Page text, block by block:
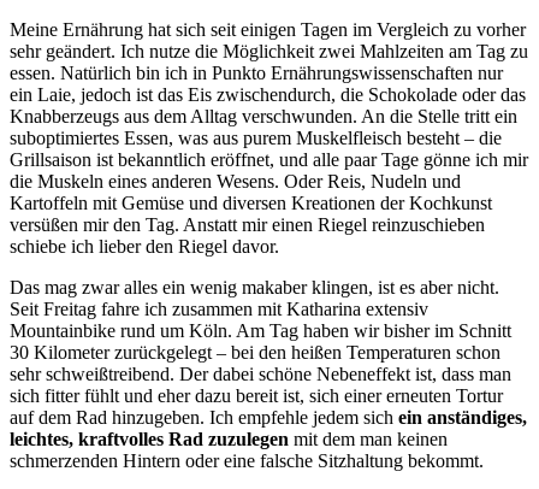
Meine Ernährung hat sich seit einigen Tagen im Vergleich zu vorher
sehr geändert. Ich nutze die Möglichkeit zwei Mahlzeiten am Tag zu
essen. Natürlich bin ich in Punkto Ernährungswissenschaften nur
ein Laie, jedoch ist das Eis zwischendurch, die Schokolade oder das
Knabberzeugs aus dem Alltag verschwunden. An die Stelle tritt ein
suboptimiertes Essen, was aus purem Muskelfleisch besteht – die
Grillsaison ist bekanntlich eröffnet, und alle paar Tage gönne ich mir
die Muskeln eines anderen Wesens. Oder Reis, Nudeln und
Kartoffeln mit Gemüse und diversen Kreationen der Kochkunst
versüßen mir den Tag. Anstatt mir einen Riegel reinzuschieben
schiebe ich lieber den Riegel davor.
Das mag zwar alles ein wenig makaber klingen, ist es aber nicht.
Seit Freitag fahre ich zusammen mit Katharina extensiv
Mountainbike rund um Köln. Am Tag haben wir bisher im Schnitt
30 Kilometer zurückgelegt – bei den heißen Temperaturen schon
sehr schweißtreibend. Der dabei schöne Nebeneffekt ist, dass man
sich fitter fühlt und eher dazu bereit ist, sich einer erneuten Tortur
auf dem Rad hinzugeben. Ich empfehle jedem sich ein anständiges,
leichtes, kraftvolles Rad zuzulegen mit dem man keinen
schmerzenden Hintern oder eine falsche Sitzhaltung bekommt.